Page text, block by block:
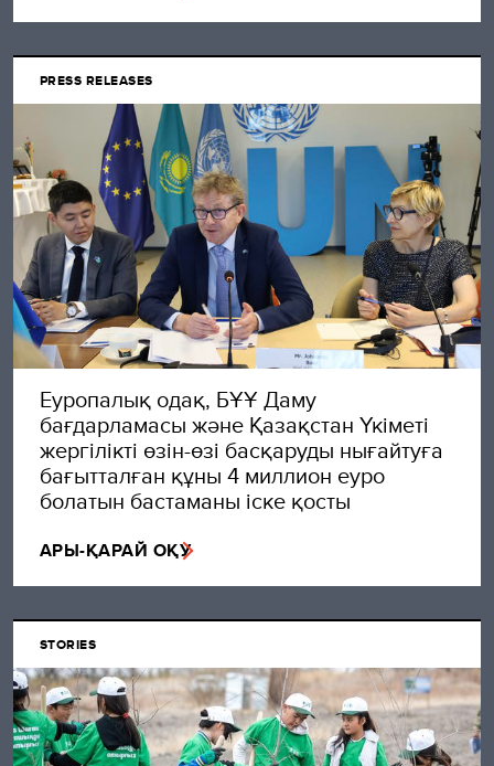
PRESS RELEASES
Еуропалық одақ, БҰҰ Даму
бағдарламасы және Қазақстан Үкіметі
жергілікті өзін-өзі басқаруды нығайтуға
бағытталған құны 4 миллион еуро
болатын бастаманы іске қосты
АРЫ-ҚАРАЙ ОҚУ
STORIES